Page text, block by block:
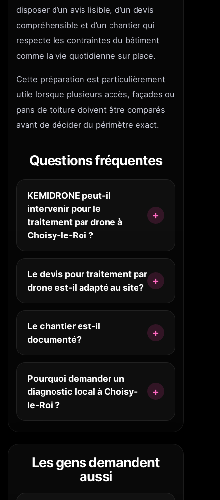
disposer d’un avis lisible, d’un devis
compréhensible et d’un chantier qui
respecte les contraintes du bâtiment
comme la vie quotidienne sur place.
Cette préparation est particulièrement
utile lorsque plusieurs accès, façades ou
pans de toiture doivent être comparés
avant de décider du périmètre exact.
Questions fréquentes
KEMIDRONE peut-il
intervenir pour le
traitement par drone à
Choisy-le-Roi ?
Le devis pour traitement par
drone est-il adapté au site?
Le chantier est-il
documenté?
Pourquoi demander un
diagnostic local à Choisy-
le-Roi ?
Les gens demandent
aussi